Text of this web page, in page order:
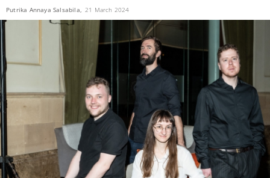
Putrika Annaya Salsabila, 21 March 2024